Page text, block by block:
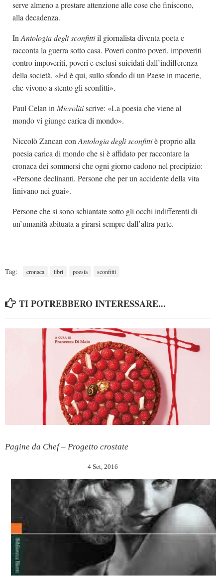
serve almeno a prestare attenzione alle cose che finiscono,
alla decadenza.
InAntologia degli sconfittiil giornalista diventa poeta e
racconta la guerra sotto casa. Poveri contro poveri, impoveriti
contro impoveriti, poveri e esclusi suicidati dall’indifferenza
della società. «Ed è qui, sullo sfondo di un Paese in macerie,
che vivono a stento gli sconfitti».
Paul Celan inMicrolitiscrive: «La poesia che viene al
mondo vi giunge carica di mondo».
Niccolò Zancan conAntologia degli sconfittiè proprio alla
poesia carica di mondo che si è affidato per raccontare la
cronaca dei sommersi che ogni giorno cadono nel precipizio:
«Persone declinanti. Persone che per un accidente della vita
finivano nei guai».
Persone che si sono schiantate sotto gli occhi indifferenti di
un’umanità abituata a girarsi sempre dall’altra parte.
Tag: cronaca libri poesia sconfitti
TI POTREBBERO INTERESSARE...
Pagine da Chef – Progetto crostate
4 Set, 2016